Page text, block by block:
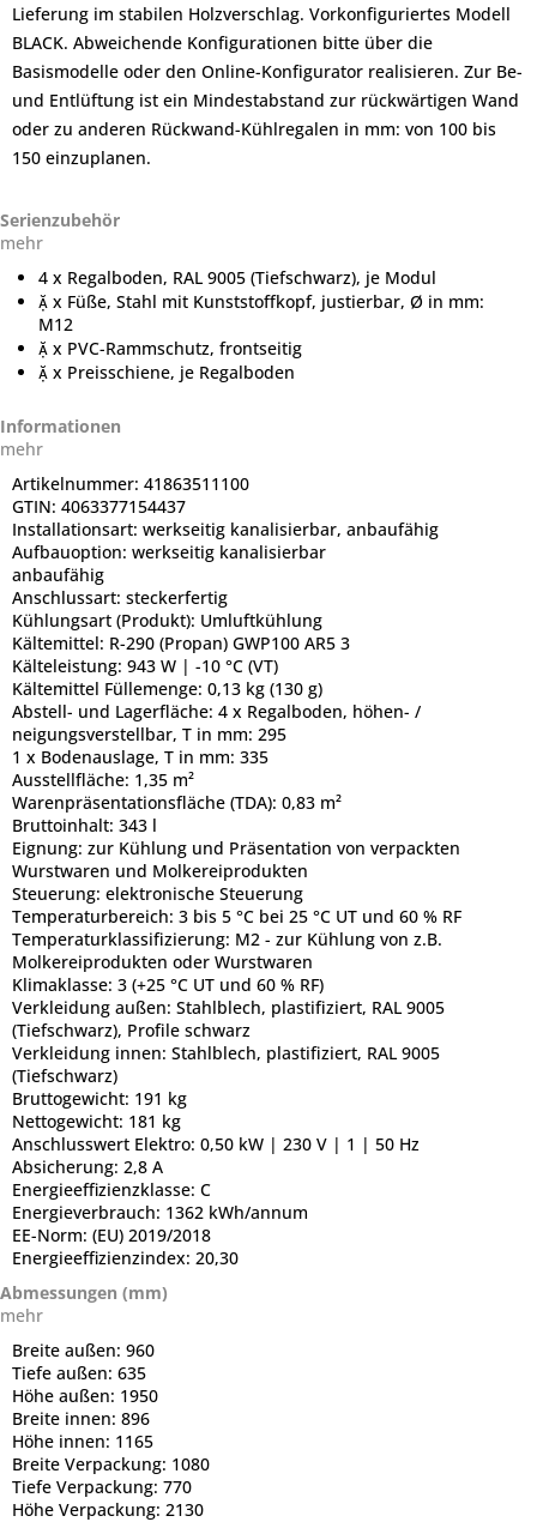
Lieferung im stabilen Holzverschlag. Vorkonfiguriertes Modell
BLACK. Abweichende Konfigurationen bitte über die
Basismodelle oder den Online-Konfigurator realisieren. Zur Be-
und Entlüftung ist ein Mindestabstand zur rückwärtigen Wand
oder zu anderen Rückwand-Kühlregalen in mm: von 100 bis
150 einzuplanen.
Serienzubehör
mehr
4 x Regalboden, RAL 9005 (Tiefschwarz), je Modul
 x Füße, Stahl mit Kunststoffkopf, justierbar, Ø in mm:
M12
 x PVC-Rammschutz, frontseitig
 x Preisschiene, je Regalboden
Informationen
mehr
Artikelnummer: 41863511100
GTIN: 4063377154437
Installationsart: werkseitig kanalisierbar, anbaufähig
Aufbauoption: werkseitig kanalisierbar
anbaufähig
Anschlussart: steckerfertig
Kühlungsart (Produkt): Umluftkühlung
Kältemittel: R-290 (Propan) GWP100 AR5 3
Kälteleistung: 943 W | -10 °C (VT)
Kältemittel Füllemenge: 0,13 kg (130 g)
Abstell- und Lagerfläche: 4 x Regalboden, höhen- /
neigungsverstellbar, T in mm: 295
1 x Bodenauslage, T in mm: 335
Ausstellfläche: 1,35 m²
Warenpräsentationsfläche (TDA): 0,83 m²
Bruttoinhalt: 343 l
Eignung: zur Kühlung und Präsentation von verpackten
Wurstwaren und Molkereiprodukten
Steuerung: elektronische Steuerung
Temperaturbereich: 3 bis 5 °C bei 25 °C UT und 60 % RF
Temperaturklassifizierung: M2 - zur Kühlung von z.B.
Molkereiprodukten oder Wurstwaren
Klimaklasse: 3 (+25 °C UT und 60 % RF)
Verkleidung außen: Stahlblech, plastifiziert, RAL 9005
(Tiefschwarz), Profile schwarz
Verkleidung innen: Stahlblech, plastifiziert, RAL 9005
(Tiefschwarz)
Bruttogewicht: 191 kg
Nettogewicht: 181 kg
Anschlusswert Elektro: 0,50 kW | 230 V | 1 | 50 Hz
Absicherung: 2,8 A
Energieeffizienzklasse: C
Energieverbrauch: 1362 kWh/annum
EE-Norm: (EU) 2019/2018
Energieeffizienzindex: 20,30
Abmessungen (mm)
mehr
Breite außen: 960
Tiefe außen: 635
Höhe außen: 1950
Breite innen: 896
Höhe innen: 1165
Breite Verpackung: 1080
Tiefe Verpackung: 770
Höhe Verpackung: 2130